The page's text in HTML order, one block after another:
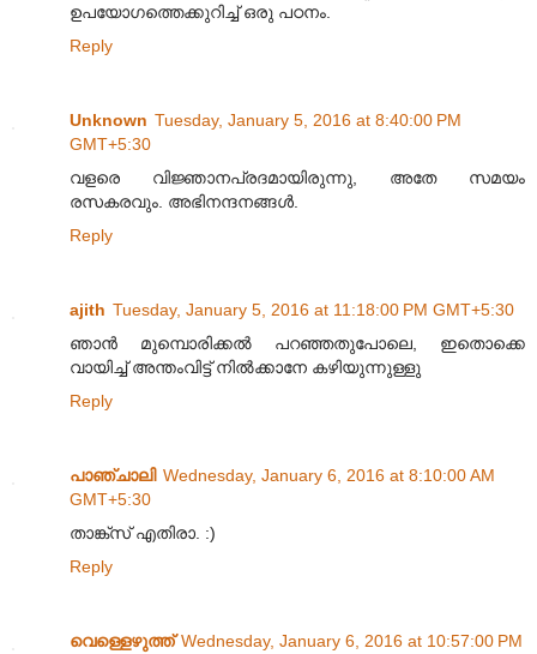
ഉപയോഗത്തെക്കുറിച്ച് ഒരു പഠനം.
Reply
Unknown Tuesday, January 5, 2016 at 8:40:00 PM
GMT+5:30
വളരെ വിജ്ഞാനപ്രദമായിരുന്നു, അതേ സമയം
രസകരവും. അഭിനന്ദനങ്ങൾ.
Reply
ajith Tuesday, January 5, 2016 at 11:18:00 PM GMT+5:30
ഞാൻ മുമ്പൊരിക്കൽ പറഞ്ഞതുപോലെ, ഇതൊക്കെ
വായിച്ച് അന്തംവിട്ട് നിൽക്കാനേ കഴിയുന്നുള്ളു
Reply
പാഞ്ചാലി Wednesday, January 6, 2016 at 8:10:00 AM
GMT+5:30
താങ്ക്സ് എതിരാ. :)
Reply
വെള്ളെഴുത്ത് Wednesday, January 6, 2016 at 10:57:00 PM